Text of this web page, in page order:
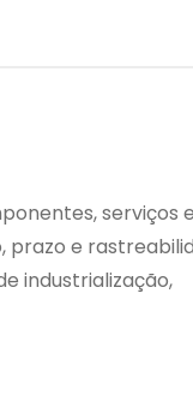
serviços
e
industrialização,